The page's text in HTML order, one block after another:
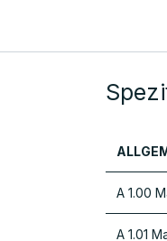
A 1.00
A 1.01